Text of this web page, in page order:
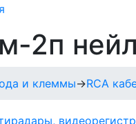
2п
и клеммы→RCA